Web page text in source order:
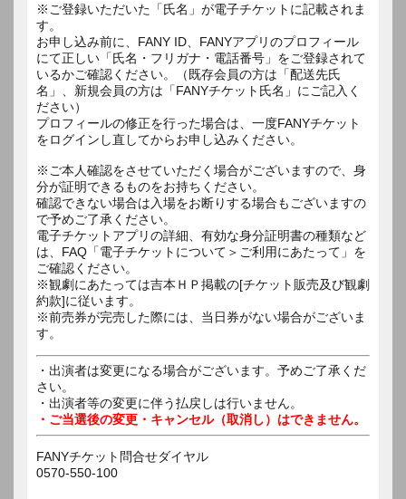
※ご登録いただいた「氏名」が電子チケットに記載されま
す。
お申し込み前に、FANY ID、FANYアプリのプロフィール
にて正しい「氏名・フリガナ・電話番号」をご登録されて
いるかご確認ください。（既存会員の方は「配送先氏
名」、新規会員の方は「FANYチケット氏名」にご記入く
ださい）
プロフィールの修正を行った場合は、一度FANYチケット
をログインし直してからお申し込みください。
※ご本人確認をさせていただく場合がございますので、身
分が証明できるものをお持ちください。
確認できない場合は入場をお断りする場合もございますの
で予めご了承ください。
電子チケットアプリの詳細、有効な身分証明書の種類など
は、FAQ「電子チケットについて＞ご利用にあたって」を
ご確認ください。
※観劇にあたっては吉本ＨＰ掲載の[チケット販売及び観劇
約款]に従います。
※前売券が完売した際には、当日券がない場合がございま
す。
・出演者は変更になる場合がございます。予めご了承くだ
さい。
・出演者等の変更に伴う払戻しは行いません。
・ご当選後の変更・キャンセル（取消し）はできません。
FANYチケット問合せダイヤル
0570-550-100